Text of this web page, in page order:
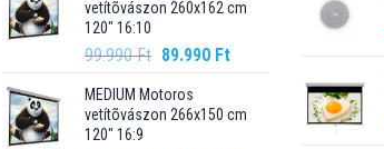
vetítõvászon 260x162 cm
120" 16:10
99.990Ft Original
was:
99.990 Ft.
89.990 FtCurrent
89.990 Ft.
MEDIUM Motoros
vetítõvászon 266x150 cm
120" 16:9